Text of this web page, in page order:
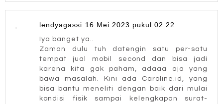
lendyagassi 16 Mei 2023 pukul 02.22
Iya banget ya..
Zaman dulu tuh datengin satu per-satu
tempat jual mobil second dan bisa jadi
karena kita gak paham, adaaa aja yang
bawa masalah. Kini ada Caroline.id, yang
bisa bantu meneliti dengan baik dari mulai
kondisi fisik sampai kelengkapan surat-